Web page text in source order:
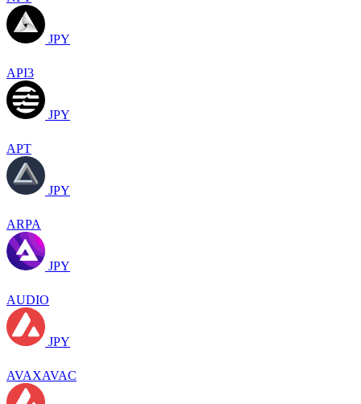
JPY
API3
JPY
APT
JPY
ARPA
JPY
AUDIO
JPY
AVAXAVAC